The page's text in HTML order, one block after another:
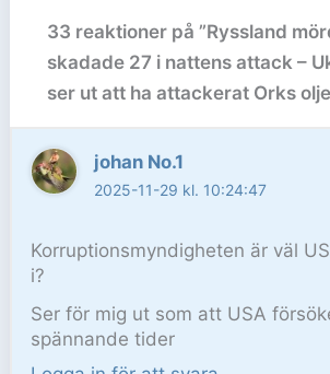
33 reaktioner på ”Ryssland
skadade 27 i nattens attack –
ser ut att ha attackerat Orks
johan No.1
2025-11-29 kl. 10:24:47
Korruptionsmyndigheten är väl
i?
Ser för mig ut som att USA
spännande tider